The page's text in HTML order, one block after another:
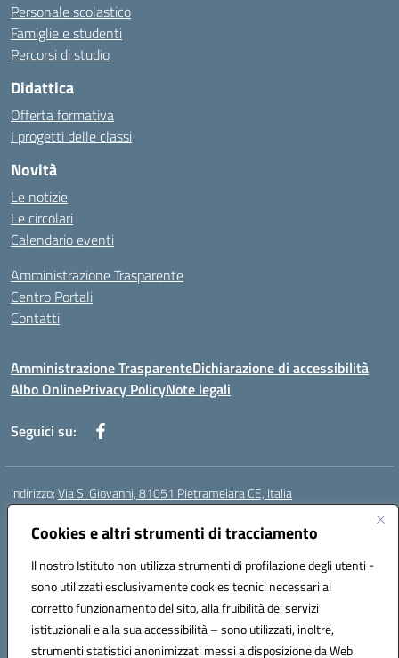
Cookies e altri strumenti di tracciamento
Il nostro Istituto non utilizza strumenti di profilazione degli utenti -
sono utilizzati esclusivamente cookies tecnici necessari al
corretto funzionamento del sito, alla fruibilità dei servizi
istituzionali e alla sua accessibilità – sono utilizzati, inoltre,
strumenti statistici anonimizzati messi a disposizione da Web
Personale scolastico
Famiglie e studenti
Percorsi di studio
Didattica
Offerta formativa
I progetti delle classi
Novità
Le notizie
Le circolari
Calendario eventi
Amministrazione Trasparente
Centro Portali
Contatti
Amministrazione TrasparenteDichiarazione di accessibilità
Albo OnlinePrivacy PolicyNote legali
Seguici su:
Indirizzo:Via S. Giovanni, 81051 Pietramelara CE, Italia
Centralino:
Posta elettronica certificata (PEC):CEIC8AB009@pec.istruzione.it
Codice fiscale: 80010130617
Codice meccanografico:CEIC8AB009
Codice Indice delle Pubbliche Amministrazioni (IPA): istsc_CEIC8AB009
Codice unico di fatturazione (CUF): UFZ8KN